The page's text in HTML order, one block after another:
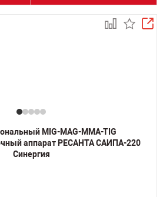
MIG-MAG-MMA-TIG
аппарат РЕСАНТА САИПА-220
Синергия